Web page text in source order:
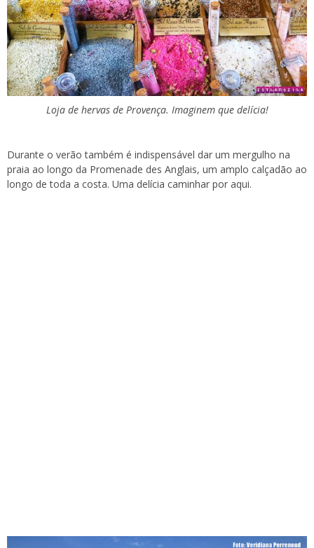
Loja de hervas de Provença. Imaginem que delícia!
Durante o verão também é indispensável dar um mergulho na
praia ao longo da Promenade des Anglais, um amplo calçadão ao
longo de toda a costa. Uma delícia caminhar por aqui.